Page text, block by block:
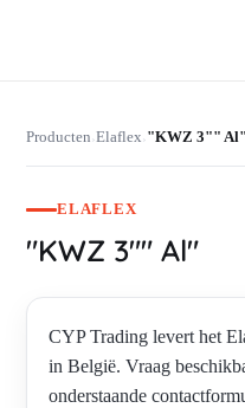
Producten›Elaflex›"KWZ 3"" Al"
ELAFLEX
"KWZ 3"" Al"
CYP Trading levert het
in België. Vraag
onderstaande